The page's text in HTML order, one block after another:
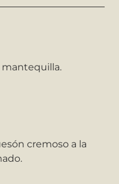
mantequilla.
cremoso a la